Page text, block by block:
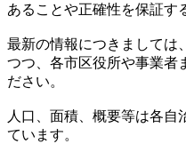
あることや正確性を保証す
最新の情報につきましては
つつ、各市区役所や事業者
ださい。
人口、面積、概要等は各自
ています。